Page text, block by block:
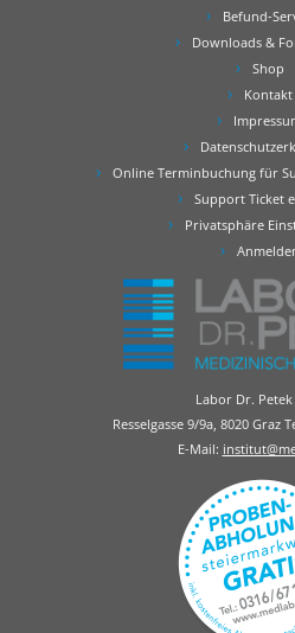
Befund-
Downloads &
Shop
Kontakt
Online Terminbuchung für
Support Ticket
Privatsphäre
Labor Dr. Petek
Resselgasse 9/9a, 8020 Graz
E-Mail: